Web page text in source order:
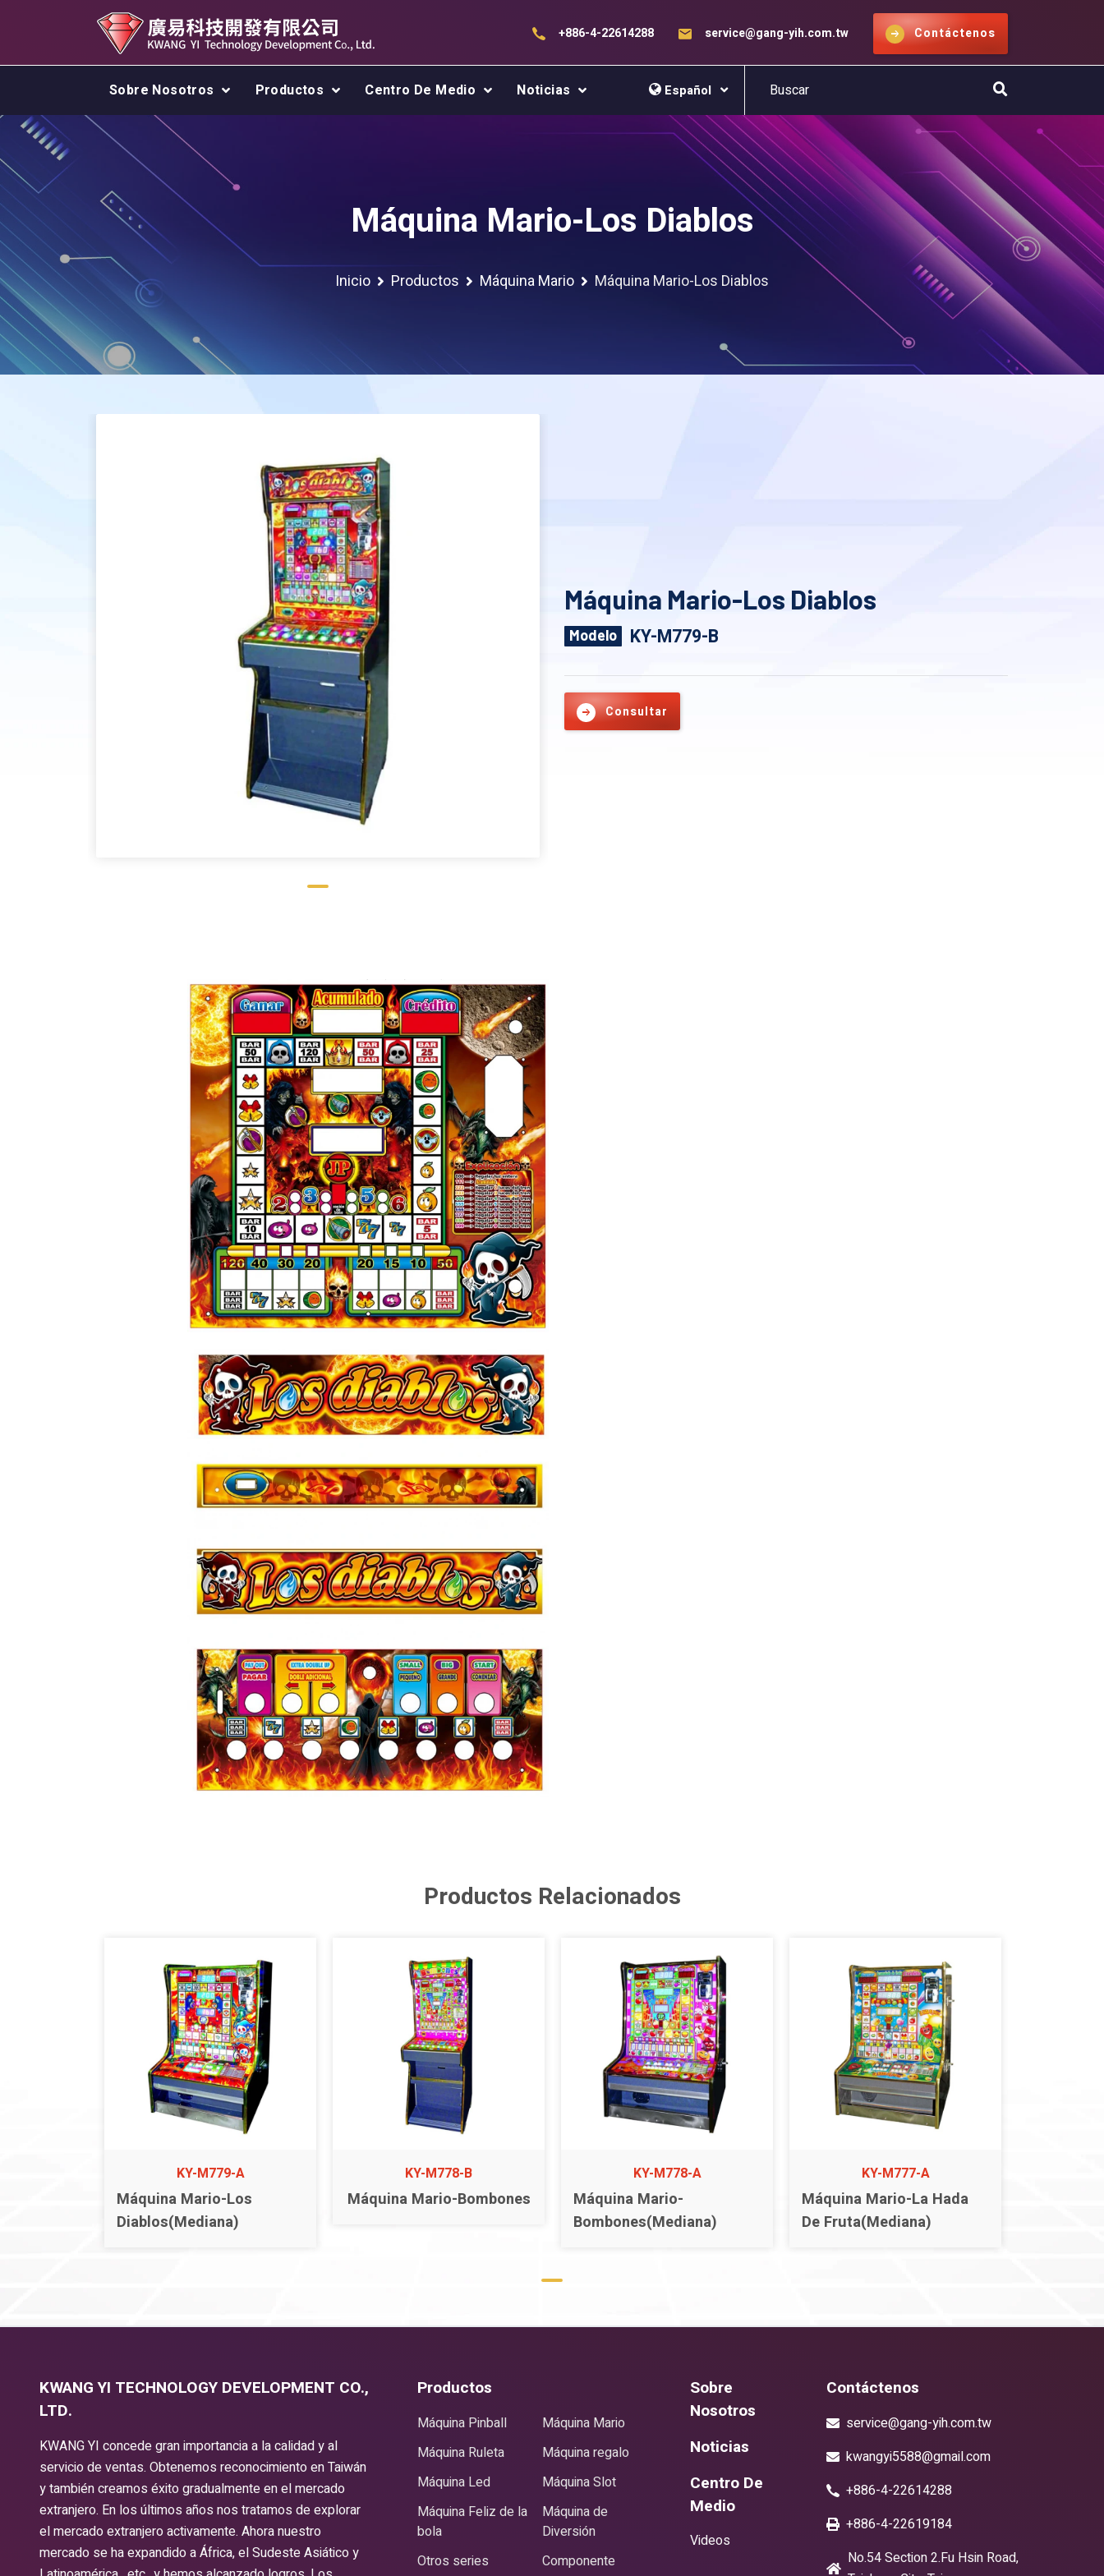
+886-4-22614288 service@gang-yih.com.tw Contáctenos
Sobre Nosotros Productos Centro De Medio Noticias Español
Máquina Mario-Los Diablos
Inicio Productos Máquina Mario Máquina Mario-Los Diablos
Máquina Mario-Los Diablos
Modelo KY-M779-B
Consultar
Productos Relacionados
KY-M779-A
Máquina Mario-Los
Diablos(Mediana)
KY-M778-B
Máquina Mario-Bombones
KY-M778-A
Máquina Mario-
Bombones(Mediana)
KY-M777-A
Máquina Mario-La Hada
De Fruta(Mediana)
KWANG YI TECHNOLOGY DEVELOPMENT CO.,
LTD.
KWANG YI concede gran importancia a la calidad y al
servicio de ventas. Obtenemos reconocimiento en Taiwán
y también creamos éxito gradualmente en el mercado
extranjero. En los últimos años nos tratamos de explorar
el mercado extranjero activamente. Ahora nuestro
mercado se ha expandido a África, el Sudeste Asiático y
Productos
Máquina Pinball
Máquina Mario
Máquina Ruleta
Máquina regalo
Máquina Led
Máquina Slot
Máquina Feliz de la
bola
Máquina de
Diversión
Otros series
Componente
Sobre
Nosotros
Noticias
Centro De
Medio
Videos
Contáctenos
service@gang-yih.com.tw
kwangyi5588@gmail.com
+886-4-22614288
+886-4-22619184
No.54 Section 2.Fu Hsin Road,